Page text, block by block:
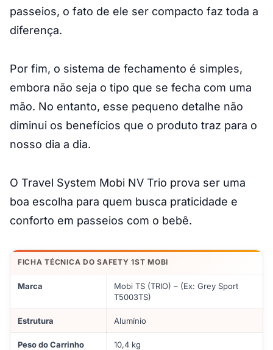
passeios, o fato de ele ser compacto faz toda a
diferença.
Por fim, o sistema de fechamento é simples,
embora não seja o tipo que se fecha com uma
mão. No entanto, esse pequeno detalhe não
diminui os benefícios que o produto traz para o
nosso dia a dia.
O Travel System Mobi NV Trio prova ser uma
boa escolha para quem busca praticidade e
conforto em passeios com o bebê.
FICHA TÉCNICA DO SAFETY 1ST MOBI
Marca
Mobi TS (TRIO) – (Ex: Grey Sport
T5003TS)
Estrutura Alumínio
Peso do Carrinho 10,4 kg